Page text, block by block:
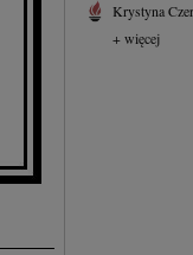
Krystyna
+ więcej